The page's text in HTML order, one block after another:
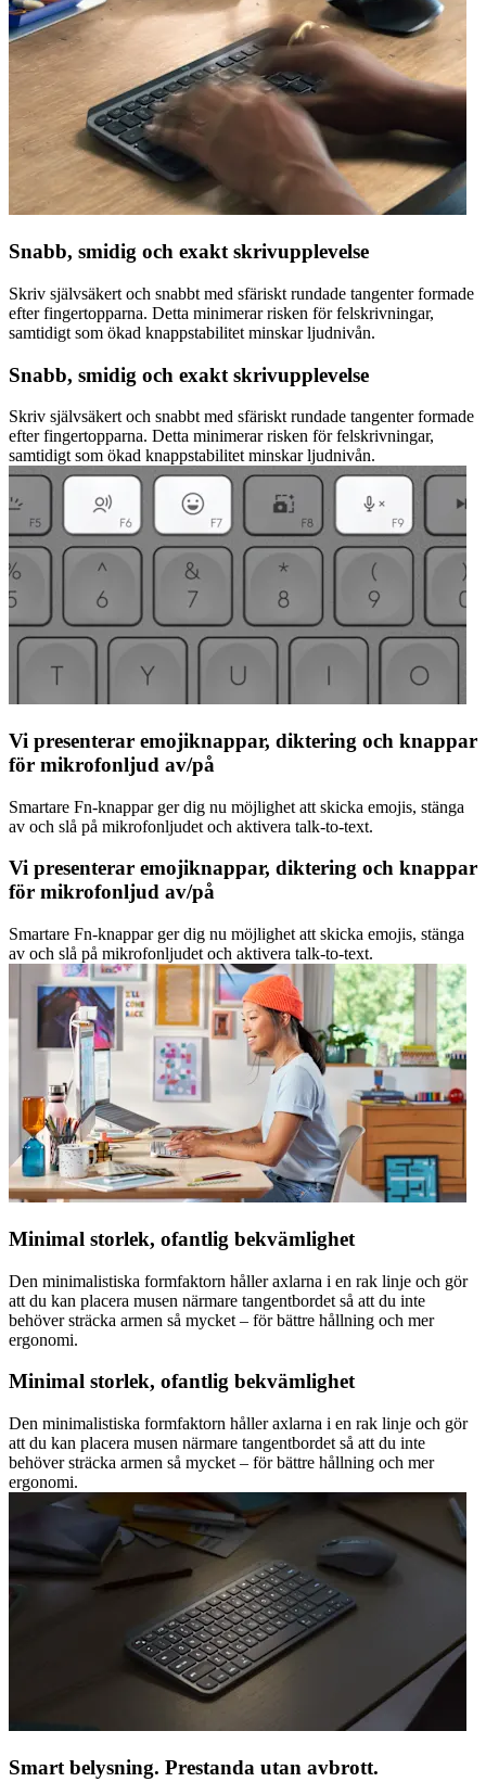
Snabb, smidig och exakt skrivupplevelse
Skriv självsäkert och snabbt med sfäriskt rundade tangenter formade
efter fingertopparna. Detta minimerar risken för felskrivningar,
samtidigt som ökad knappstabilitet minskar ljudnivån.
Snabb, smidig och exakt skrivupplevelse
Skriv självsäkert och snabbt med sfäriskt rundade tangenter formade
efter fingertopparna. Detta minimerar risken för felskrivningar,
samtidigt som ökad knappstabilitet minskar ljudnivån.
Vi presenterar emojiknappar, diktering och knappar
för mikrofonljud av/på
Smartare Fn-knappar ger dig nu möjlighet att skicka emojis, stänga
av och slå på mikrofonljudet och aktivera talk-to-text.
Vi presenterar emojiknappar, diktering och knappar
för mikrofonljud av/på
Smartare Fn-knappar ger dig nu möjlighet att skicka emojis, stänga
av och slå på mikrofonljudet och aktivera talk-to-text.
Minimal storlek, ofantlig bekvämlighet
Den minimalistiska formfaktorn håller axlarna i en rak linje och gör
att du kan placera musen närmare tangentbordet så att du inte
behöver sträcka armen så mycket – för bättre hållning och mer
ergonomi.
Minimal storlek, ofantlig bekvämlighet
Den minimalistiska formfaktorn håller axlarna i en rak linje och gör
att du kan placera musen närmare tangentbordet så att du inte
behöver sträcka armen så mycket – för bättre hållning och mer
ergonomi.
Smart belysning. Prestanda utan avbrott.